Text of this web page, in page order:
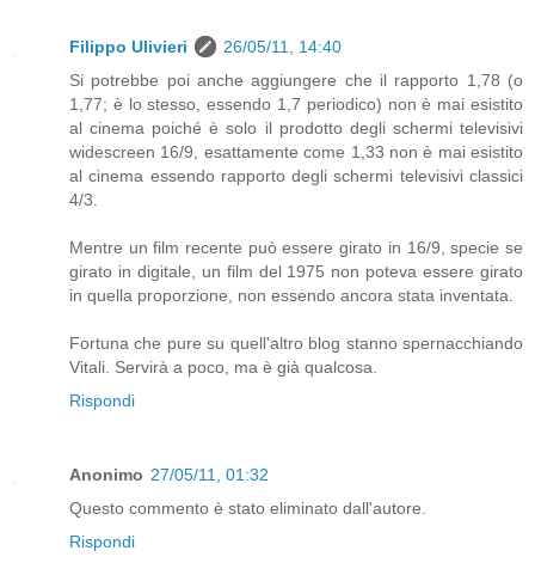
Filippo Ulivieri
26/05/11, 14:40
Si potrebbe poi anche aggiungere che il rapporto 1,78 (o
1,77; è lo stesso, essendo 1,7 periodico) non è mai esistito
al cinema poiché è solo il prodotto degli schermi televisivi
widescreen 16/9, esattamente come 1,33 non è mai esistito
al cinema essendo rapporto degli schermi televisivi classici
4/3.
Mentre un film recente può essere girato in 16/9, specie se
girato in digitale, un film del 1975 non poteva essere girato
in quella proporzione, non essendo ancora stata inventata.
Fortuna che pure su quell'altro blog stanno spernacchiando
Vitali. Servirà a poco, ma è già qualcosa.
Rispondi
Anonimo 27/05/11, 01:32
Questo commento è stato eliminato dall'autore.
Rispondi